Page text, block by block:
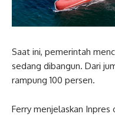
Saat ini, pemerintah
sedang dibangun. Dari
rampung 100 persen.
Ferry menjelaskan Inpres